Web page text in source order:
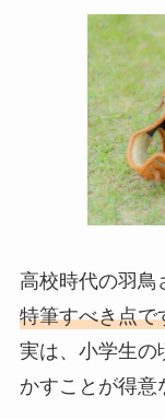
高校時代の羽鳥
特筆すべき点で
実は、小学生の
かすことが得意